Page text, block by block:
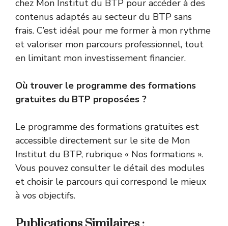
chez Mon Institut du BTP pour accéder à des
contenus adaptés au secteur du BTP sans
frais. C’est idéal pour me former à mon rythme
et valoriser mon parcours professionnel, tout
en limitant mon investissement financier.
Où trouver le programme des formations
gratuites du BTP proposées ?
Le programme des formations gratuites est
accessible directement sur le site de Mon
Institut du BTP, rubrique « Nos formations ».
Vous pouvez consulter le détail des modules
et choisir le parcours qui correspond le mieux
à vos objectifs.